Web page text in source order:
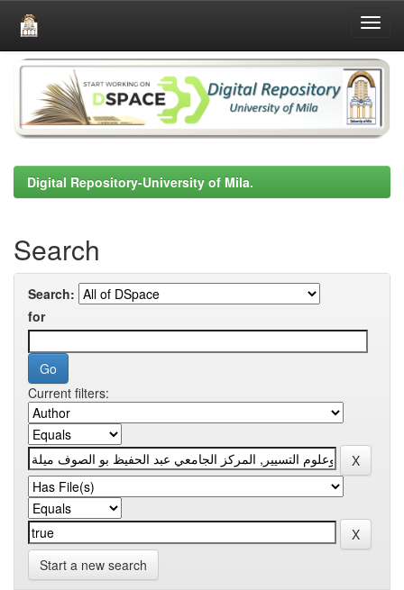
Skip
navigation
Digital Repository-University of Mila.
Search
Search:
for
Current filters:
Start a new search